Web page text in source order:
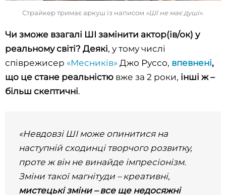
Страйкер тримає аркуш із написом «ШІ не має душі».
Чи зможе взагалі ШІ замінити актор(ів/ок) у
реальному світі? Деякі, у тому числі
співрежисер «Месників» Джо Руссо, впевнені,
що це стане реальністю вже за 2 роки, інші ж –
більш скептичні.
«Невдовзі ШІ може опинитися на
наступній сходинці творчого розвитку,
проте ж він не винайде імпресіонізм.
Зміни такої магнітуди – креативні,
мистецькі зміни – все ще недосяжні